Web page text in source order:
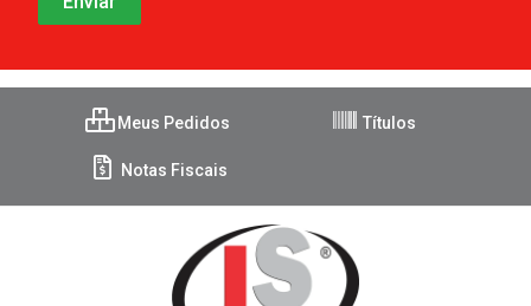
Meus Pedidos Títulos
Notas Fiscais